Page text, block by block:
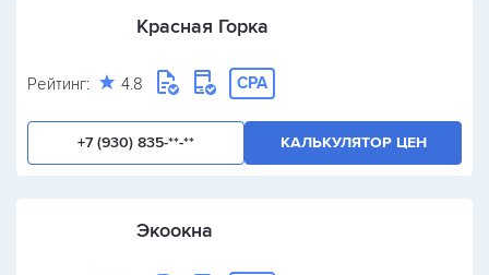
Красная Горка
Рейтинг: 4.8 CPA
+7 (930) 835-**-** КАЛЬКУЛЯТОР ЦЕН
Экоокна